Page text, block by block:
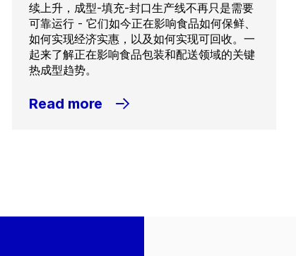
续上升，成型-填充-封口生产线不再只是需要
可靠运行 - 它们如今正在影响食品如何保鲜、
如何实现经济实惠，以及如何实现可回收。一
起来了解正在影响食品包装和配送领域的关键
热成型趋势。
Read more